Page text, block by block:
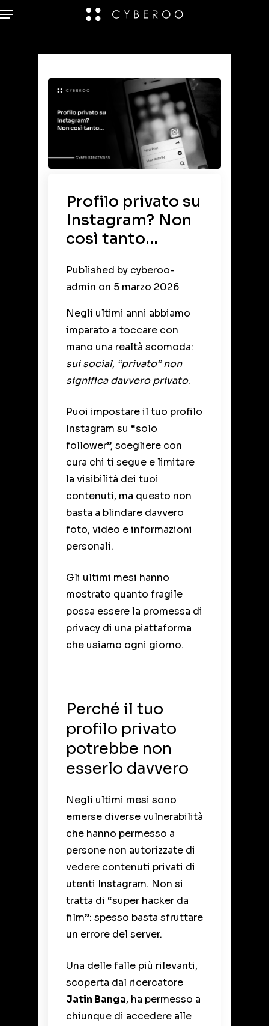
Profilo privato su
Instagram? Non
così tanto…
Published by cyberoo-
admin on 5 marzo 2026
Negli ultimi anni abbiamo
imparato a toccare con
mano una realtà scomoda:
sui social, “privato” non
significa davvero privato.
Puoi impostare il tuo profilo
Instagram su “solo
follower”, scegliere con
cura chi ti segue e limitare
la visibilità dei tuoi
contenuti, ma questo non
basta a blindare davvero
foto, video e informazioni
personali.
Gli ultimi mesi hanno
mostrato quanto fragile
possa essere la promessa di
privacy di una piattaforma
che usiamo ogni giorno.
Perché il tuo
profilo privato
potrebbe non
esserlo davvero
Negli ultimi mesi sono
emerse diverse vulnerabilità
che hanno permesso a
persone non autorizzate di
vedere contenuti privati di
utenti Instagram. Non si
tratta di “super hacker da
film”: spesso basta sfruttare
un errore del server.
Una delle falle più rilevanti,
scoperta dal ricercatore
Jatin Banga, ha permesso a
chiunque di accedere alle